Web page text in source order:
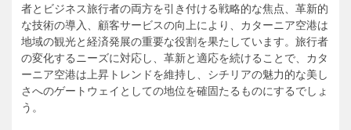
者とビジネス旅行者の両方を引き付ける戦略的な焦点、革新的
な技術の導入、顧客サービスの向上により、カターニア空港は
地域の観光と経済発展の重要な役割を果たしています。旅行者
の変化するニーズに対応し、革新と適応を続けることで、カタ
ーニア空港は上昇トレンドを維持し、シチリアの魅力的な美し
さへのゲートウェイとしての地位を確固たるものにするでしょ
う。